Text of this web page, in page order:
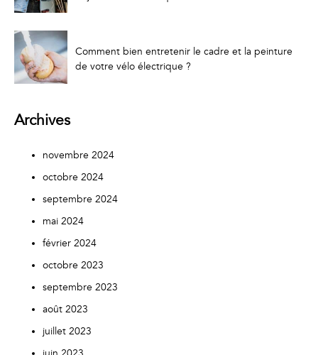
Comment bien entretenir le cadre et la peinture
de votre vélo électrique ?
Archives
novembre 2024
octobre 2024
septembre 2024
mai 2024
février 2024
octobre 2023
septembre 2023
août 2023
juillet 2023